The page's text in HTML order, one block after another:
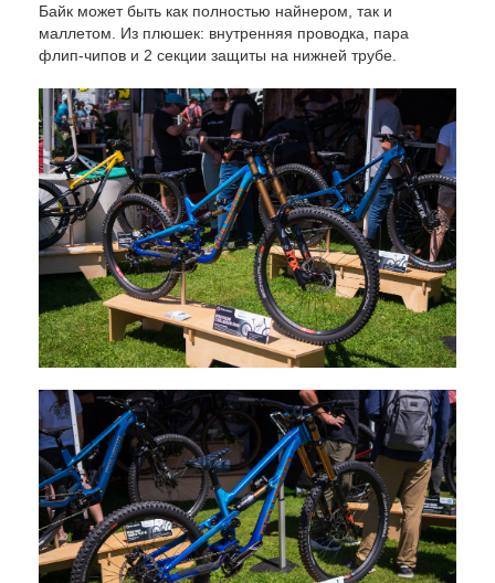
Байк может быть как полностью найнером, так и
маллетом. Из плюшек: внутренняя проводка, пара
флип-чипов и 2 секции защиты на нижней трубе.